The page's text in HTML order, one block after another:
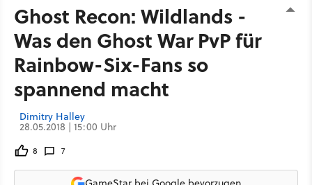
Ghost Recon: Wildlands -
Was den Ghost War PvP für
Rainbow-Six-Fans so
spannend macht
Dimitry Halley
28.05.2018 | 15:00 Uhr
8 7